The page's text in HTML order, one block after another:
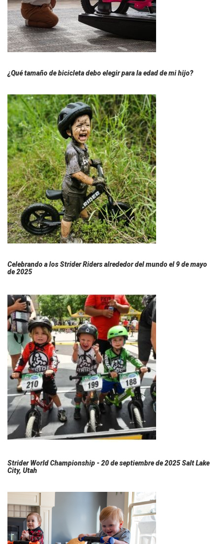
¿Qué tamaño de bicicleta debo elegir para la edad de mi hijo?
Celebrando a los Strider Riders alrededor del mundo el 9 de mayo
de 2025
Strider World Championship - 20 de septiembre de 2025 Salt Lake
City, Utah